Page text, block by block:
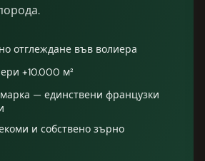
отглеждане във волиера
+10.000 м²
— единствени французки
и собствено зърно